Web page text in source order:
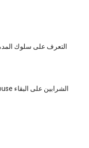
التعرف على سلوك